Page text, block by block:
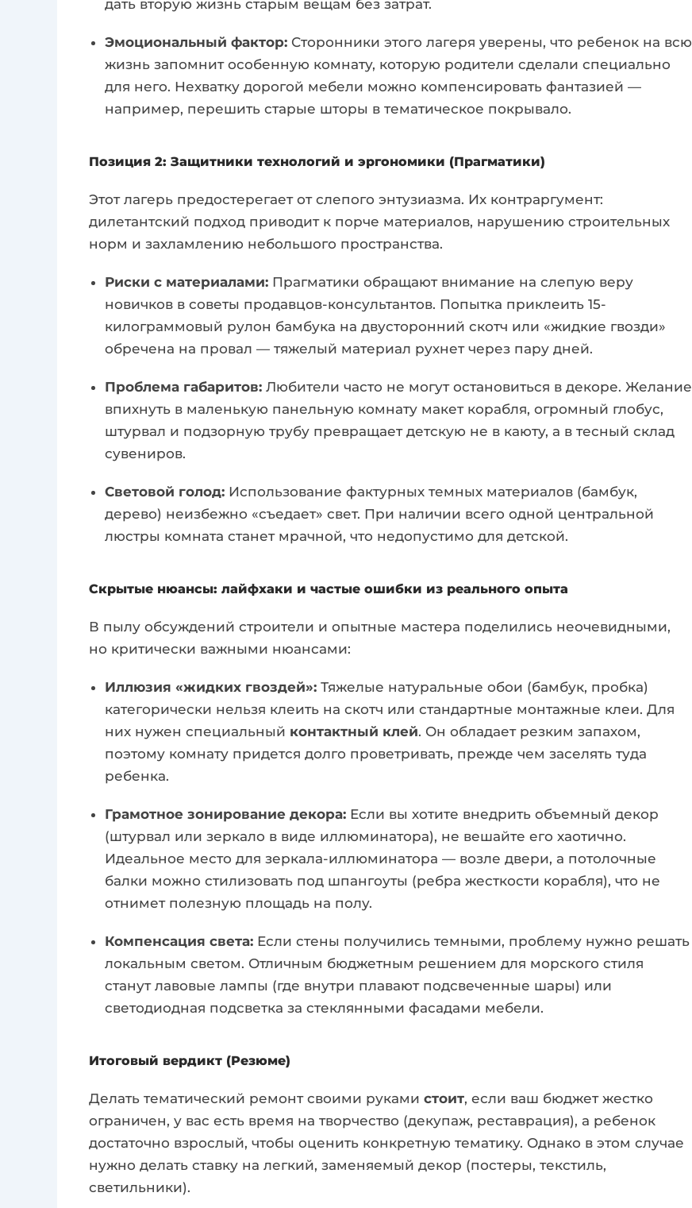
дать вторую жизнь старым вещам без затрат.
Эмоциональный фактор: Сторонники этого лагеря уверены, что ребенок на всю
жизнь запомнит особенную комнату, которую родители сделали специально
для него. Нехватку дорогой мебели можно компенсировать фантазией —
например, перешить старые шторы в тематическое покрывало.
Позиция 2: Защитники технологий и эргономики (Прагматики)
Этот лагерь предостерегает от слепого энтузиазма. Их контраргумент:
дилетантский подход приводит к порче материалов, нарушению строительных
норм и захламлению небольшого пространства.
Риски с материалами: Прагматики обращают внимание на слепую веру
новичков в советы продавцов-консультантов. Попытка приклеить 15-
килограммовый рулон бамбука на двусторонний скотч или «жидкие гвозди»
обречена на провал — тяжелый материал рухнет через пару дней.
Проблема габаритов: Любители часто не могут остановиться в декоре. Желание
впихнуть в маленькую панельную комнату макет корабля, огромный глобус,
штурвал и подзорную трубу превращает детскую не в каюту, а в тесный склад
сувениров.
Световой голод: Использование фактурных темных материалов (бамбук,
дерево) неизбежно «съедает» свет. При наличии всего одной центральной
люстры комната станет мрачной, что недопустимо для детской.
Скрытые нюансы: лайфхаки и частые ошибки из реального опыта
В пылу обсуждений строители и опытные мастера поделились неочевидными,
но критически важными нюансами:
Иллюзия «жидких гвоздей»: Тяжелые натуральные обои (бамбук, пробка)
категорически нельзя клеить на скотч или стандартные монтажные клеи. Для
них нужен специальный контактный клей. Он обладает резким запахом,
поэтому комнату придется долго проветривать, прежде чем заселять туда
ребенка.
Грамотное зонирование декора: Если вы хотите внедрить объемный декор
(штурвал или зеркало в виде иллюминатора), не вешайте его хаотично.
Идеальное место для зеркала-иллюминатора — возле двери, а потолочные
балки можно стилизовать под шпангоуты (ребра жесткости корабля), что не
отнимет полезную площадь на полу.
Компенсация света: Если стены получились темными, проблему нужно решать
локальным светом. Отличным бюджетным решением для морского стиля
станут лавовые лампы (где внутри плавают подсвеченные шары) или
светодиодная подсветка за стеклянными фасадами мебели.
Итоговый вердикт (Резюме)
Делать тематический ремонт своими руками стоит, если ваш бюджет жестко
ограничен, у вас есть время на творчество (декупаж, реставрация), а ребенок
достаточно взрослый, чтобы оценить конкретную тематику. Однако в этом случае
нужно делать ставку на легкий, заменяемый декор (постеры, текстиль,
светильники).